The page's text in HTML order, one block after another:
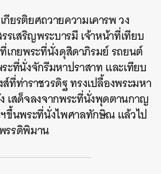
ยรติยศถวายความเคารพวง
รเสริญพระบารมีเจ้าหน้าที่เทียบ
เกยพระที่นั่งดุสิดาภิรมย์รถยนต์
ะที่นั่งจักรีมหาปราสาทและเทียบ
ที่ท่าราชวรดิฐทรงเปลื้องพระมหา
เสด็จลงจากพระที่นั่งพุดตานกาญ
ขึ้นพระที่นั่งไพศาลทักษิณแล้วไป
รรดิพิมาน